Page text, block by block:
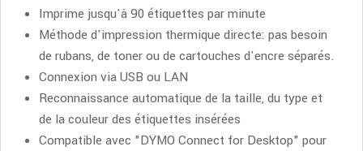
Imprime jusqu'à 90 étiquettes par minute
Méthode d'impression thermique directe: pas besoin
de rubans, de toner ou de cartouches d'encre séparés.
Connexion via USB ou LAN
Reconnaissance automatique de la taille, du type et
de la couleur des étiquettes insérées
Compatible avec "DYMO Connect for Desktop" pour